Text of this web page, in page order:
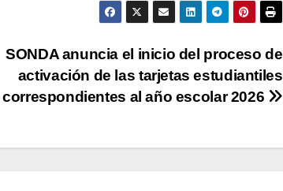
SONDA anuncia el inicio del proceso de
activación de las tarjetas estudiantiles
correspondientes al año escolar 2026